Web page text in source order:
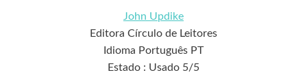
John Updike
Editora Círculo de Leitores
Idioma Português PT
Estado : Usado 5/5